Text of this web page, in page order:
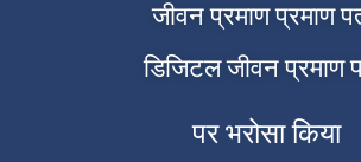
जीवन प्रमाण प्रमाण
डिजिटल जीवन प्रमाण
पर भरोसा किया